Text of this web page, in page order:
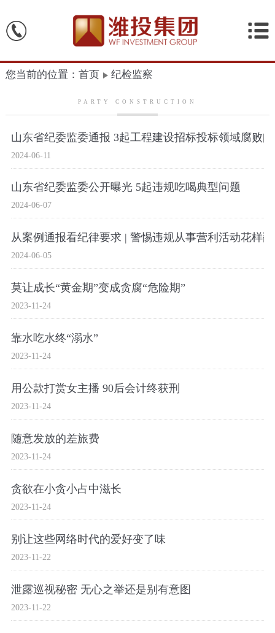
您当前的位置：首页 纪检监察
PARTY CONSTRUCTION
山东省纪委监委通报 3起工程建设招标投标领域腐败
2024-06-11
山东省纪委监委公开曝光 5起违规吃喝典型问题
2024-06-07
从案例通报看纪律要求 | 警惕违规从事营利活动花样
2024-06-05
莫让成长“黄金期”变成贪腐“危险期”
2023-11-24
靠水吃水终“溺水”
2023-11-24
用公款打赏女主播 90后会计终获刑
2023-11-24
随意发放的差旅费
2023-11-24
贪欲在小贪小占中滋长
2023-11-24
别让这些网络时代的爱好变了味
2023-11-22
泄露巡视秘密 无心之举还是别有意图
2023-11-22